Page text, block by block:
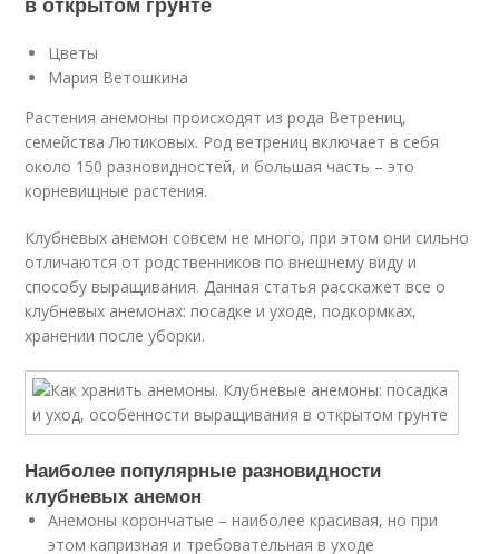
Цветы
Мария Ветошкина
Растения анемоны происходят из рода Ветрениц,
семейства Лютиковых. Род ветрениц включает в себя
около 150 разновидностей, и большая часть – это
корневищные растения.
Клубневых анемон совсем не много, при этом они сильно
отличаются от родственников по внешнему виду и
способу выращивания. Данная статья расскажет все о
клубневых анемонах: посадке и уходе, подкормках,
хранении после уборки.
Наиболее популярные разновидности
клубневых анемон
Анемоны корончатые – наиболее красивая, но при
этом капризная и требовательная в уходе